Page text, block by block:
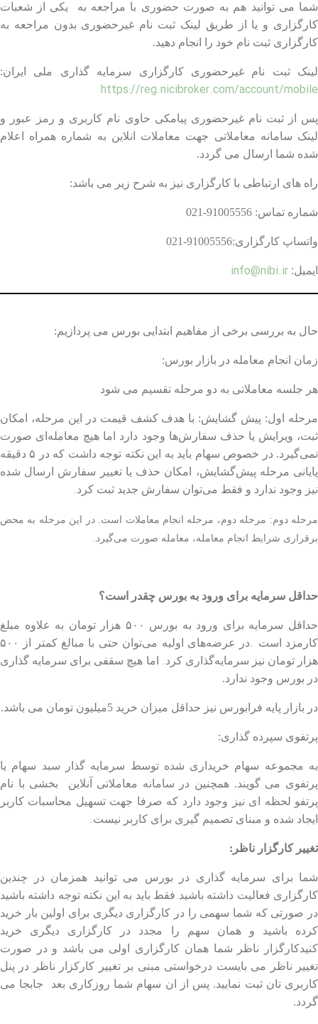
شما می توانید هم به صورت حضوری با مراجعه به یکی از شعبات
کارگزاری و یا از طریق لینک ثبت نام غیرحضوری بدون مراحعه به
کارگزاری ثبت نام خود را انجام دهید.
لینک ثبت نام غیرحضوری کارگزاری سرمایه گذاری ملی ایران:
https://reg.nicibroker.com/account/mobile
پس از ثبت نام غیرحضوری پیامکی حاوی نام کاربری و رمز عبور و
لینک سامانه معاملاتی جهت معاملات انلاین به شماره همراه اعلام
شده شما ارسال می گردد.
راه های ارتباطی با کارگزاری نیز به شرح زیر می باشد:
شماره تماس: 91005556-021
واتساپ کارگزاری:91005556-021
ایمیل: info@nibi.ir
حال به بررسی برخی از مفاهیم ابتدایی بورس می پردازیم:
زمان انجام معامله در بازار بورس:
هر جلسه معاملاتی به دو مرحله تقسیم می شود
مرحله اول: پیش گشایش: با هدف کشف قیمت در این مرحله، امکان
ثبت، ویرایش یا حذف سفارش‌ها وجود دارد اما هیچ معامله‌ای صورت
نمی‌گیرد. در خصوص سهام باید به این نکته توجه داشت که در ۵ دقیقه
پایانی مرحله پیش‌گشایش، امکان حذف یا تغییر سفارش ارسال شده
نیز وجود ندارد و فقط می‌توان سفارش جدید ثبت کرد.
مرحله دوم: مرحله دوم، مرحله انجام معاملات است. در این مرحله به محض
برقراری شرایط انجام معامله، معامله صورت می‌گیرد.
حداقل سرمایه برای ورود به بورس چقدر است؟
حداقل سرمایه برای ورود به بورس ۵۰۰ هزار تومان به علاوه مبلغ
کارمزد است .
در عرضه‌های اولیه می‌توان حتی با مبالغ کمتر از ۵۰۰
هزار تومان نیز سرمایه‌گذاری کرد. اما هیچ سقفی برای سرمایه گذاری
در بورس وجود ندارد.
در بازار پایه فرابورس نیز حداقل میزان خرید 5میلیون تومان می باشد.
پرتفوی سپرده گذاری:
به مجموعه سهام خریداری شده توسط سرمایه گذار سبد سهام یا
پرتفوی می گویند. همچنین در سامانه معاملاتی آنلاین بخشی با نام
پرتفو لحظه ای نیز وجود دارد که صرفا جهت تسهیل محاسبات کاربر
ایجاد شده و مبنای تصمیم گیری برای کاربر نیست.
تغییر کارگزار ناظر:
شما برای سرمایه گذاری در بورس می توانید همزمان در چندین
کارگزاری فعالیت داشته باشید فقط باید به این نکته توجه داشته باشید
در صورتی که شما سهمی را در کارگزاری دیگری برای اولین بار خرید
کرده باشید و همان سهم را مجدد در کارگزاری دیگری خرید
کنیدکارگزار ناظر شما همان کارگزاری اولی می باشد و در صورت
تغییر ناظر می بایست درخواستی مبنی بر تغییر کارکزار ناظر در پنل
کاربری تان ثبت نمایید. پس از ان سهام شما روزکاری بعد جابجا می
گردد.